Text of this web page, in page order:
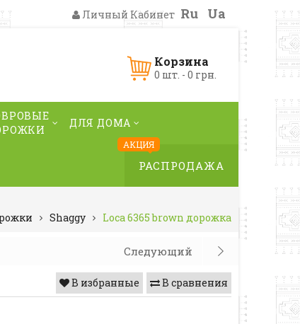
Личный Кабинет Ru Ua
Корзина
0 шт. - 0 грн.
ДЛЯ ДОМА
АКЦИЯ
РАСПРОДАЖА
Shaggy Loca 6365 brown дорожка
Следующий
В сравнения
В избранные